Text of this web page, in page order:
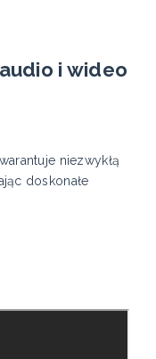
i wideo
niezwykłą
doskonałe